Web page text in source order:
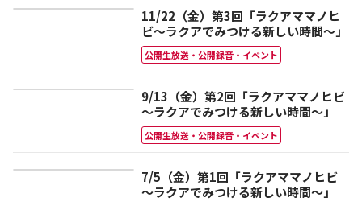
11/22（金）第3回「ラクアママノヒ
ビ～ラクアでみつける新しい時間～」
公開生放送・公開録音・イベント
9/13（金）第2回「ラクアママノヒビ
～ラクアでみつける新しい時間～」
公開生放送・公開録音・イベント
7/5（金）第1回「ラクアママノヒビ
～ラクアでみつける新しい時間～」